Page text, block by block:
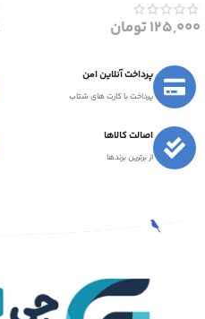
125,000تومان
پرداخت آنلاین امن
پرداخت با کارت های شتاب
اصالت کالاها
از برترین برندها